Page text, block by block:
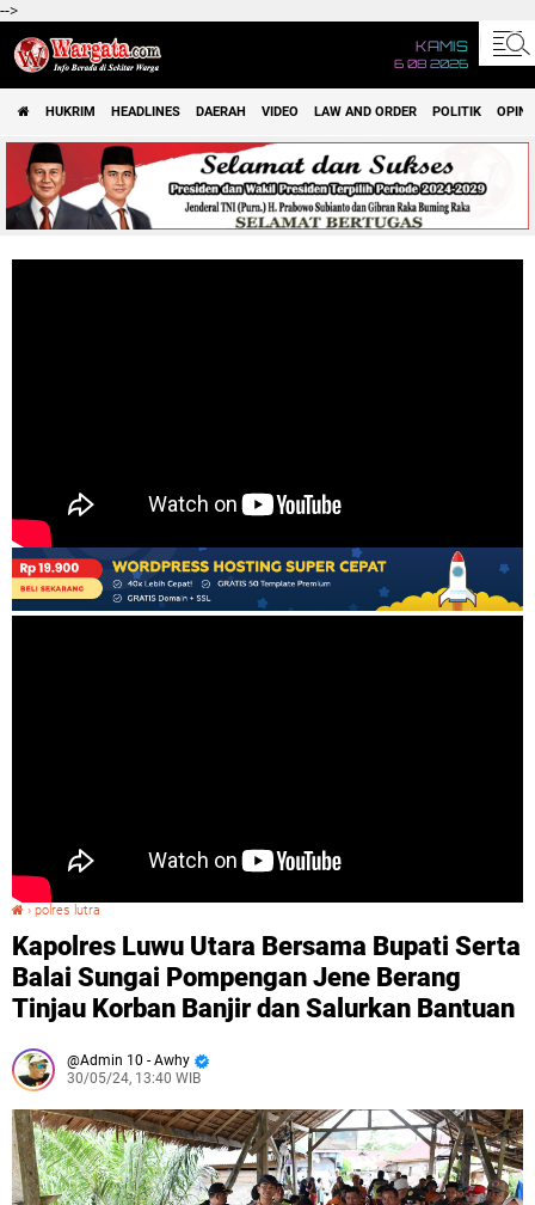
-->
KAMIS
6 08 2026
HUKRIM HEADLINES DAERAH VIDEO LAW AND ORDER POLITIK OPINI
› polres lutra
Kapolres Luwu Utara Bersama Bupati Serta
Balai Sungai Pompengan Jene Berang
Tinjau Korban Banjir dan Salurkan Bantuan
Admin 10 - Awhy
30/05/24, 13:40 WIB